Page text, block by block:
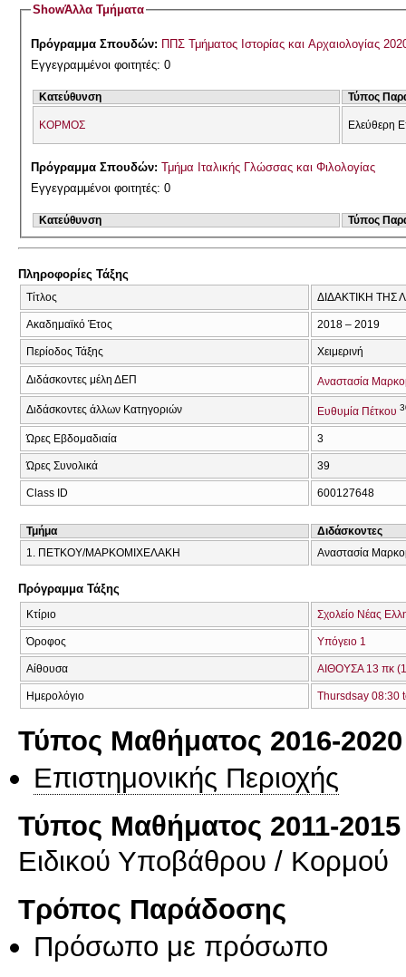
ShowΆλλα Τμήματα
Πρόγραμμα Σπουδών: ΠΠΣ Τμήματος Ιστορίας και Αρχαιολογίας
Εγγεγραμμένοι φοιτητές: 0
Κατεύθυνση Τύπος
ΚΟΡΜΟΣ Ελεύθερη
Πρόγραμμα Σπουδών:Τμήμα Ιταλικής Γλώσσας και Φιλολογίας
Εγγεγραμμένοι φοιτητές: 0
Κατεύθυνση Τύπος
Πληροφορίες Τάξης
Τίτλος ΔΙΔΑΚΤΙΚΗ ΤΗΣ
Ακαδημαϊκό Έτος 2018 – 2019
Περίοδος Τάξης Χειμερινή
Διδάσκοντες μέλη ΔΕΠ Αναστασία
Διδάσκοντες άλλων Κατηγοριών Ευθυμία Πέτκου
Ώρες Εβδομαδιαία 3
Ώρες Συνολικά 39
Class ID 600127648
Τμήμα
Διδάσκοντες
1. ΠΕΤΚΟΥ/ΜΑΡΚΟΜΙΧΕΛΑΚΗ
Αναστασία
Πρόγραμμα Τάξης
Κτίριο Σχολείο Νέας
Όροφος Υπόγειο 1
Αίθουσα ΑΙΘΟΥΣΑ 13 πκ
Ημερολόγιο Thursdsay 08:30
Τύπος Μαθήματος 2016-2020
Επιστημονικής Περιοχής
Τύπος Μαθήματος 2011-2015
Ειδικού Υποβάθρου / Κορμού
Τρόπος Παράδοσης
Πρόσωπο με πρόσωπο